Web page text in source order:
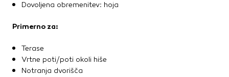
Dovoljena obremenitev: hoja
Primerno za:
Terase
Vrtne poti/poti okoli hiše
Notranja dvorišča